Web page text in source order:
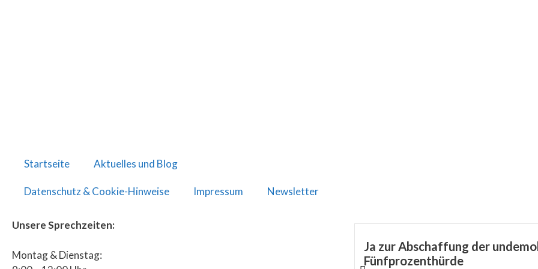
Startseite Aktuelles und Blog
Datenschutz & Cookie-Hinweise Impressum Newsletter
Unsere Sprechzeiten:
Montag & Dienstag:
Ja zur Abschaffung der
Fünfprozenthürde